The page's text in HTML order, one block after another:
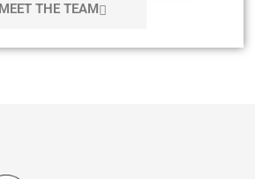
MEET THE TEAM